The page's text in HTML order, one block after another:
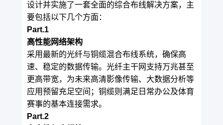
设计并实施了一套全面的综合布线解决方案，主
要包括以下几个方面：
Part.1
高性能网络架构
采用最新的光纤与铜缆混合布线系统，确保高
速、稳定的数据传输。光纤主干网支持万兆甚至
更高带宽，为未来高清影像传输、大数据分析等
应用预留充足空间；铜缆则满足日常办公及体育
赛事的基本连接需求。
Part.2